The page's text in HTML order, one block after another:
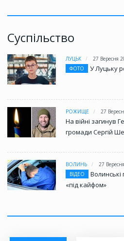
Суспільство
ЛУЦЬК
27 Вересня
ФОТО
У Луцьку
РОЖИЩЕ 27
На війні загинув
громади Сергій
ВОЛИНЬ
27
ВІДЕО
Волинські
«під кайфом»